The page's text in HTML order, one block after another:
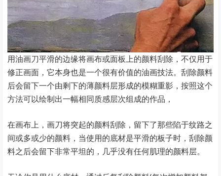
用油画刀平滑的边缘将画布或面板上的颜料刮除，不仅用于
修正画面，它本身也是一个很有价值的油画技法。刮除颜料
后会留下一个由剩下的薄颜料层形成的模糊重影，按照这个
方法可以绘制出一幅相同质感层次组成的作品，
在画布上，画刀将突起的颜料刮除，留下了那些陷于纹路之
间或多或少的颜料，当使用的底材是平滑的板子时，刮除颜
料之后会留下非常平坦的，几乎没有任何肌理的颜料层。